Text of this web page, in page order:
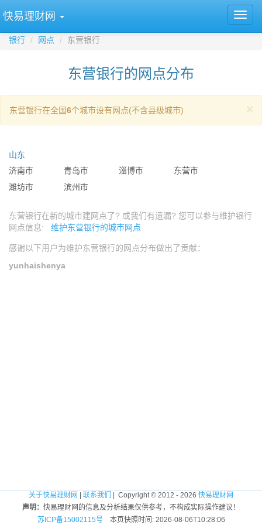
快易理财网
银行 网点 东营银行
东营银行的网点分布
×
东营银行在全国6个城市设有网点(不含县级城市)
山东
济南市 青岛市 淄博市
东营市
潍坊市
滨州市
东营银行在新的城市建网点了? 或我们有遗漏? 您可以参与维护银行
网点信息: 维护东营银行的城市网点
感谢以下用户为维护东营银行的网点分布做出了贡献：
yunhaishenya
关于快易理财网 联系我们 | Copyright © 2012 - 2026 快易理财网
声明： 快易理财网的信息及分析结果仅供参考，不构成实际操作建议！
苏ICP备15002115号本页快照时间: 2026-08-06T10:28:06